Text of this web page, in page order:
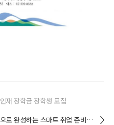
재 장학금 장학생 모집
2026-1학기 학습법특강(3차)_노션으로 완성하는 스마트 취업 준비 관리 (노션 심화 과정)